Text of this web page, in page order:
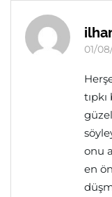
01/
onu
en